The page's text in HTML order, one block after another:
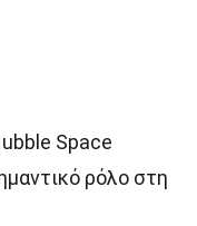
Space
ρόλο στη